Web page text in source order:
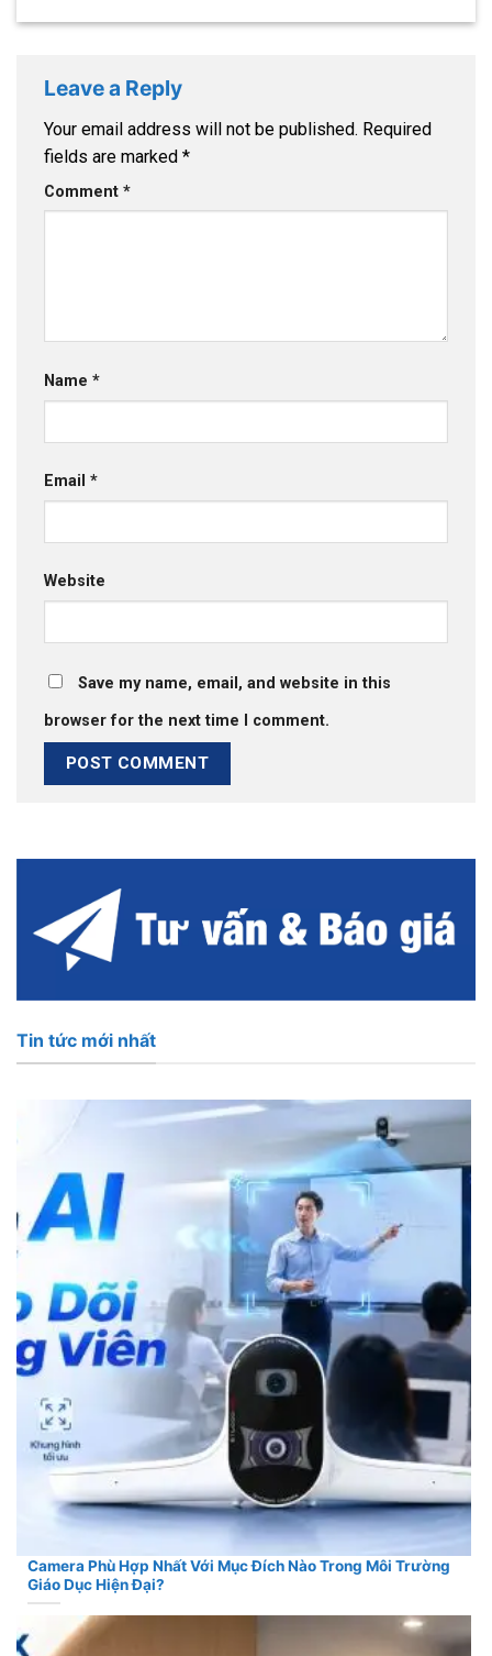
Leave a Reply
Your email address will not be published. Required
fields are marked *
Comment *
Name *
Email *
Website
Save my name, email, and website in this
browser for the next time I comment.
Tin tức mới nhất
Camera Phù Hợp Nhất Với Mục Đích Nào Trong Môi Trường
Giáo Dục Hiện Đại?